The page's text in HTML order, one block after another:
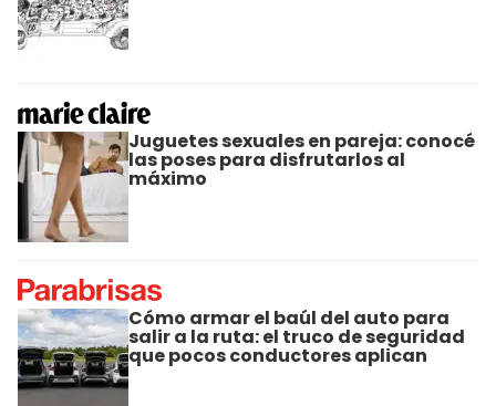
Juguetes sexuales en pareja: conocé
las poses para disfrutarlos al
máximo
Cómo armar el baúl del auto para
salir a la ruta: el truco de seguridad
que pocos conductores aplican